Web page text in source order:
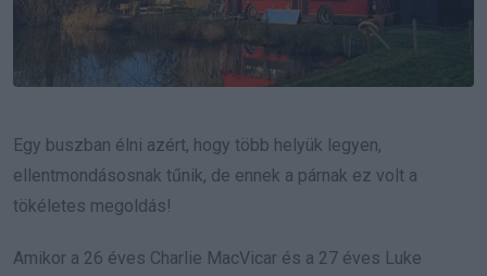
Egy buszban élni azért, hogy több helyük legyen,
ellentmondásosnak tűnik, de ennek a párnak ez volt a
tökéletes megoldás!
Amikor a 26 éves Charlie MacVicar és a 27 éves Luke